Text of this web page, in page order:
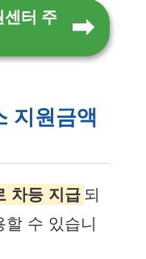
센터 주
지원금액
차등 지급 되
수 있습니